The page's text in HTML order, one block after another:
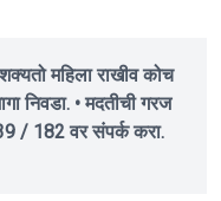
महिला राखीव कोच
निवडा. • मदतीची गरज
/ 182 वर संपर्क करा.